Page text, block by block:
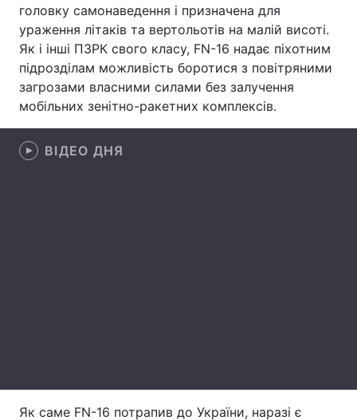
Відео з Youtube Статті
Інтерв'ю Думки
Архів Вакансії
Контакти
Послуги
головку самонаведення і призначена для
ураження літаків та вертольотів на малій висоті.
Як і інші ПЗРК свого класу, FN-16 надає піхотним
підрозділам можливість боротися з повітряними
загрозами власними силами без залучення
мобільних зенітно-ракетних комплексів.
ВІДЕО ДНЯ
Як саме FN-16 потрапив до України, наразі є